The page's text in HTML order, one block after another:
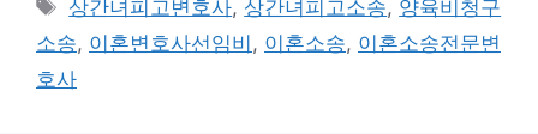
상간녀피고변호사, 상간녀피고소송, 양육비청구
소송, 이혼변호사선임비 , 이혼소송, 이혼소송전문변
호사